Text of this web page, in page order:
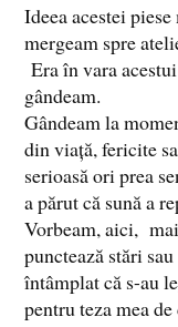
Ideea acestei
mergeam spre
Era în vara
gândeam.
Gândeam la
din viață, fericite
serioasă ori prea
a părut că sună a
Vorbeam, aici,
punctează stări
întâmplat că s-au
pentru teza mea